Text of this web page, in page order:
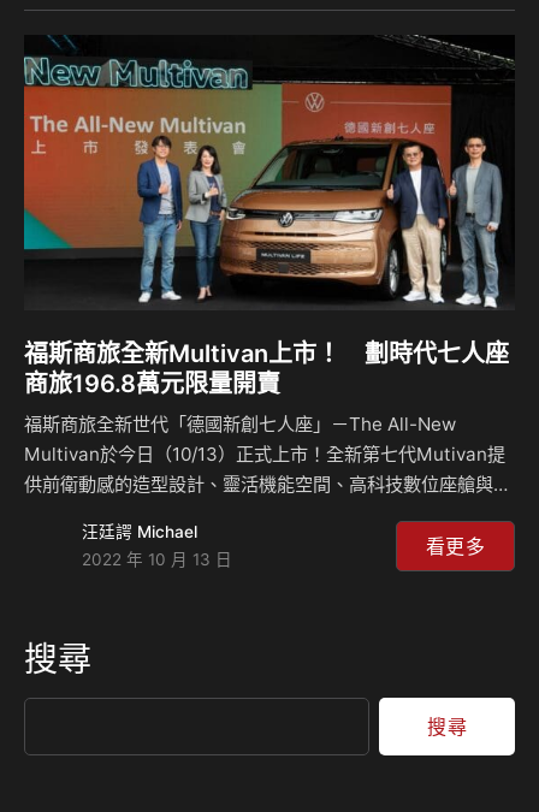
路面上有著更強大的抓地力，雖然對於舒適度來說將會有些影
響，不過粗獷的越野風格肯定會吸引許多玩家注意。
Delta4x4將福斯Multivan T7改裝成可以來到深山越野的車
款，車輛換裝了全新的Bilstein倍適登避震器以及Eibach的彈
簧，讓車高…
福斯商旅全新Multivan上市！ 劃時代七人座
商旅196.8萬元限量開賣
福斯商旅全新世代「德國新創七人座」－The All-New
Multivan於今日（10/13）正式上市！全新第七代Mutivan提
供前衛動感的造型設計、靈活機能空間、高科技數位座艙與輕
上，還具備同級唯一標配的鷗翼式多功能桌。另外，新
Multivan亦全面導入新世代娛樂系統，與符合Level 2半自動
商旅經典與創新的獨特設計，去年成功奪得德國紅點設計大獎
（Red Dot Design Award）「Best of the…
汪廷諤 Michael
2022 年 10 月 13 日
看更多
搜尋
搜尋